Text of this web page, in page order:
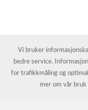
Vi bruker
bedre service.
for trafikkmåling og
mer om vår